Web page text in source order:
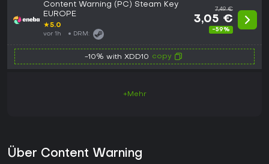
Content Warning (PC) Steam Key
EUROPE
★5.0
vor 1h DRM:
7,49 €
3,05 €
-59%
-10% with XDD10 copy
+Mehr
Über Content Warning